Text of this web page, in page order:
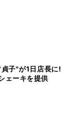
子"が1日店長に!
ェーキを提供